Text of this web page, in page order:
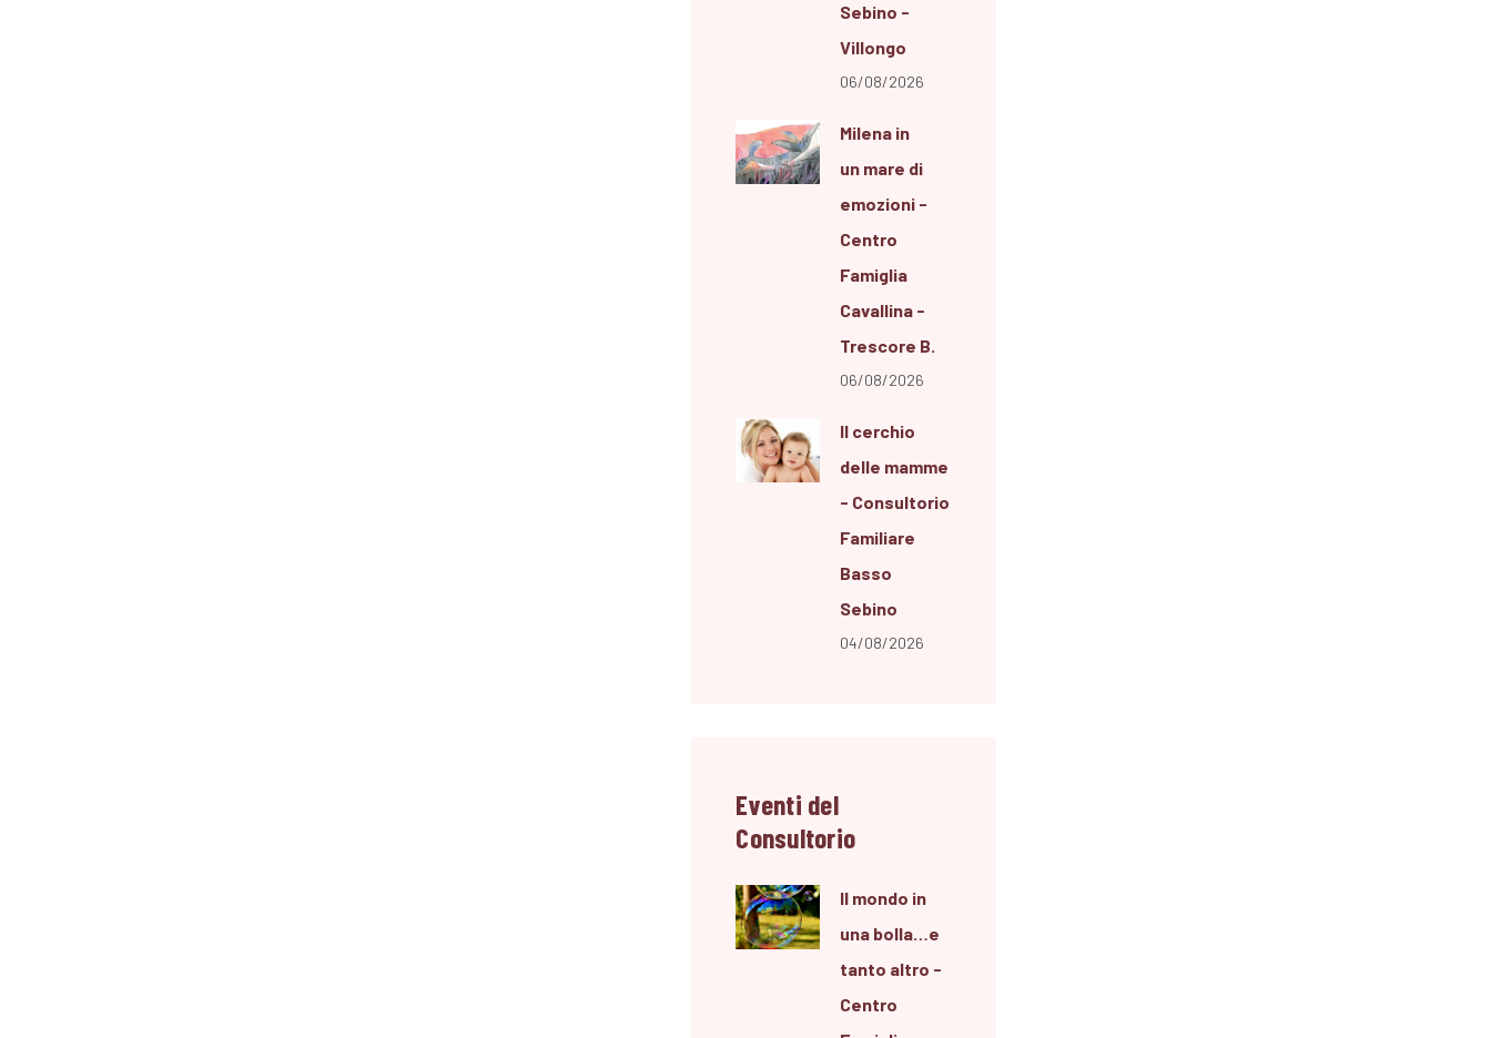
Sebino -
Villongo
06/08/2026
Milena in
un mare di
emozioni -
Centro
Famiglia
Cavallina -
Trescore B.
06/08/2026
Il cerchio
delle mamme
- Consultorio
Familiare
Basso
Sebino
04/08/2026
Eventi del
Consultorio
Il mondo in
una bolla…e
tanto altro -
Centro